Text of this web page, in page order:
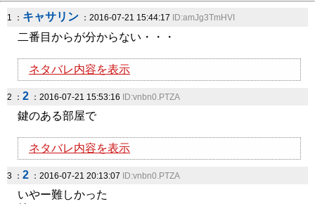
1 ： キャサリン ：2016-07-21 15:44:17 ID:amJg3TmHVI
二番目からが分からない・・・
ネタバレ内容を表示
2 ： 2 ：2016-07-21 15:53:16 ID:vnbn0.PTZA
鍵のある部屋で
ネタバレ内容を表示
3 ： 2 ：2016-07-21 20:13:07 ID:vnbn0.PTZA
いやー難しかった